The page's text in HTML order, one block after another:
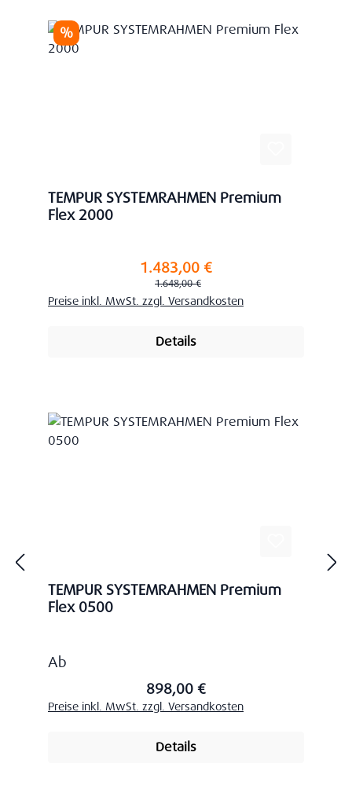
Rabatt
%
TEMPUR SYSTEMRAHMEN Premium
Flex 2000
Verkaufspreis:1.483,00 €
Regulärer Preis:
1.648,00 €
Preise inkl. MwSt. zzgl. Versandkosten
Details
TEMPUR SYSTEMRAHMEN Premium
Flex 0500
Regulärer Preis:
Ab
898,00 €
Preise inkl. MwSt. zzgl. Versandkosten
Details